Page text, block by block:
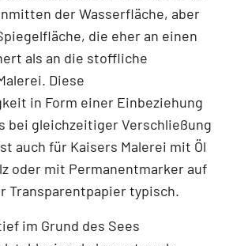
der Wasserfläche, aber
die eher an einen
als an die stoffliche
Diese
in Form einer Einbeziehung
bei gleichzeitiger Verschließung
auch für Kaisers Malerei mit Öl
oder mit Permanentmarker auf
Transparentpapier typisch.
im Grund des Sees